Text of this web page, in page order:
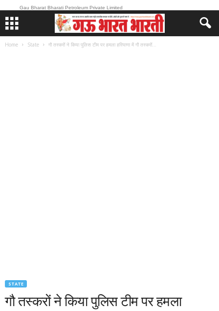
Gau Bharat Bharati Petroleum Private Limited
Home State गौ तस्करों ने किया पुलिस टीम पर हमला हरियाणा में गौ तस्करों...
STATE
गौ तस्करों ने किया पुलिस टीम पर हमला